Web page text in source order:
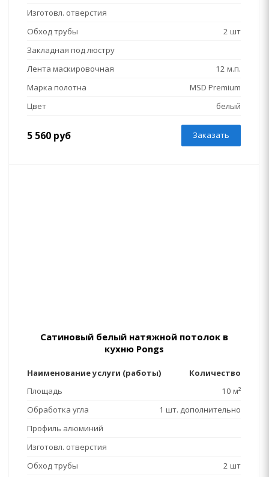
Изготовл. отверстия
Обход трубы
2 шт
Закладная под люстру
Лента маскировочная
12 м.п.
Марка полотна
MSD Premium
Цвет
белый
5 560 руб Заказать
Сатиновый белый натяжной потолок в
кухню Pongs
Наименование услуги (работы)
Количество
Площадь
10 м²
Обработка угла
1 шт. дополнительно
Профиль алюминий
Изготовл. отверстия
Обход трубы
2 шт